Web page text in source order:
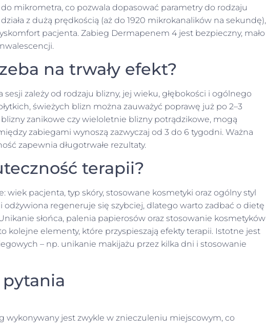
do mikrometra, co pozwala dopasować parametry do rodzaju
z dużą prędkością (aż do 1920 mikrokanalików na sekundę),
pacjenta. Zabieg Dermapenem 4 jest bezpieczny, mało
na trwały efekt?
zależy od rodzaju blizny, jej wieku, głębokości i ogólnego
świeżych blizn można zauważyć poprawę już po 2–3
blizny zanikowe czy wieloletnie blizny potrądzikowe, mogą
zabiegami wynoszą zazwyczaj od 3 do 6 tygodni. Ważna
zapewnia długotrwałe rezultaty.
terapii?
wiek pacjenta, typ skóry, stosowane kosmetyki oraz ogólny styl
odżywiona regeneruje się szybciej, dlatego warto zadbać o dietę
słońca, palenia papierosów oraz stosowanie kosmetyków
kolejne elementy, które przyspieszają efekty terapii. Istotne jest
– np. unikanie makijażu przez kilka dni i stosowanie
pytania
wykonywany jest zwykle w znieczuleniu miejscowym, co